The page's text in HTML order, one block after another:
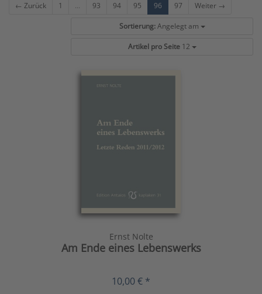
← Zurück 1 ... 93 94 95 96 97 Weiter →
Sortierung: Angelegt am
Artikel pro Seite 12
Ernst Nolte
Am Ende eines Lebenswerks
10,00 € *